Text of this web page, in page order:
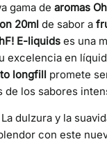
gama de aromas
20ml de sabor a
E-liquids es una
excelencia en
longfill promete
de los sabores
La dulzura y la
con este